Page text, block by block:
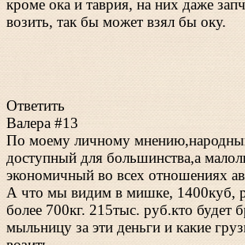
кроме ока и таврия, на них даже
возить, так бы может взял бы оку.
Ответить
Валера #13
По моему личному
доступный для большинства,а
экономичный во всех отношениях
А что мы видим в мишке, 1400куб,
более 700кг. 215тыс. руб.кто будет
мыльницу за эти деньги и какие